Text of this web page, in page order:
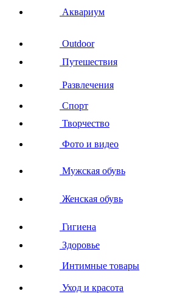
Аквариум
Outdoor
Путешествия
Развлечения
Спорт
Творчество
Фото и видео
Мужская обувь
Женская обувь
Гигиена
Здоровье
Интимные товары
Уход и красота